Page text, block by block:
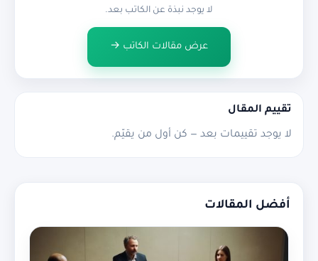
لا يوجد نبذة عن الكاتب بعد.
عرض مقالات الكاتب →
تقييم المقال
لا يوجد تقييمات بعد — كن أول من يقيّم.
أفضل المقالات